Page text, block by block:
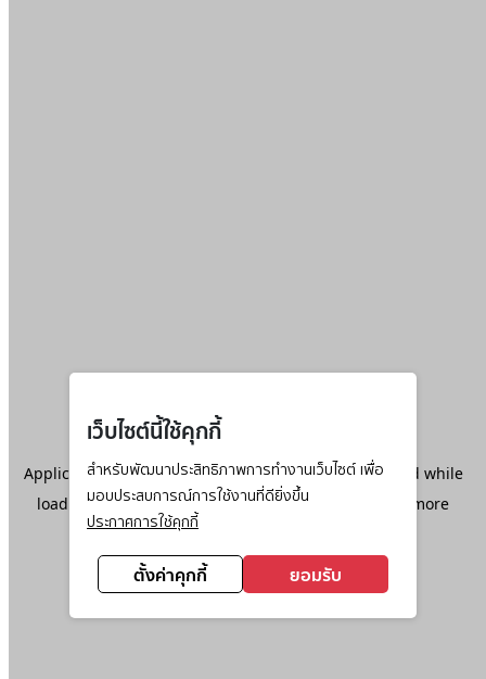
เว็บไซต์นี้ใช้คุกกี้
สำหรับพัฒนาประสิทธิภาพการทำงานเว็บไซต์ เพื่อ
มอบประสบการณ์การใช้งานที่ดียิ่งขึ้น
ประกาศการใช้คุกกี้
ตั้งค่าคุกกี้ ยอมรับ
Application error: aclient-side exception has occurred while
loadingwww.ktc.co.th(see the browser console
for more
information).